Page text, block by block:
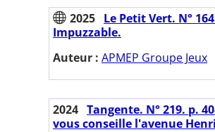
2025 Le Petit Vert. N°
Impuzzable.
Auteur : APMEP Groupe Jeux
2024 Tangente. N° 219. p.
vous conseille l'avenue